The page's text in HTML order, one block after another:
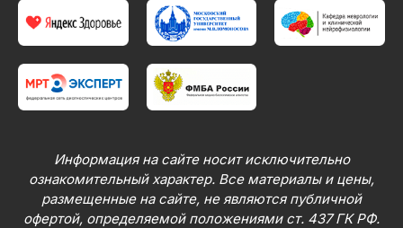
Информация на сайте носит исключительно
ознакомительный характер. Все материалы и цены,
размещенные на сайте, не являются публичной
офертой, определяемой положениями ст. 437 ГК РФ.